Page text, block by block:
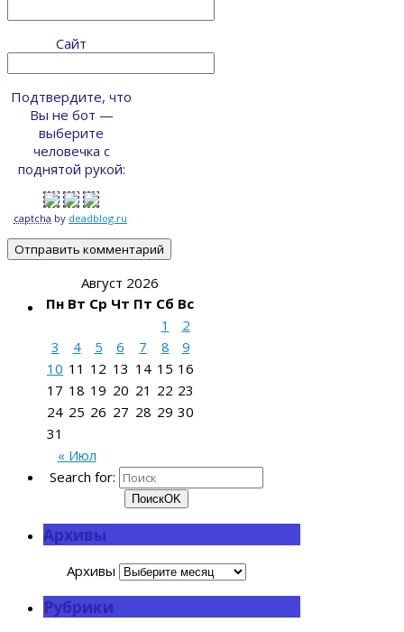
Сайт
Подтвердите, что
Вы не бот —
выберите
человечка с
поднятой рукой:
captcha by deadblog.ru
Август 2026
Пн Вт Ср Чт Пт Сб Вс
« Июл
1
2
3
4 5 6 7 8
9
10 11 12 13 14 15 16
17 18 19 20 21 22 23
24 25 26 27 28 29 30
31
Search for:
ПоискOK
Архивы
Архивы
Рубрики